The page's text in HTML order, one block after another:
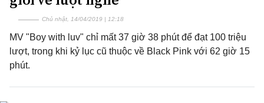
Chủ nhật, 14/04/2019 | 12:18
MV "Boy with luv" chỉ mất 37 giờ 38 phút để đạt 100 triệu
lượt, trong khi kỷ lục cũ thuộc về Black Pink với 62 giờ 15
phút.